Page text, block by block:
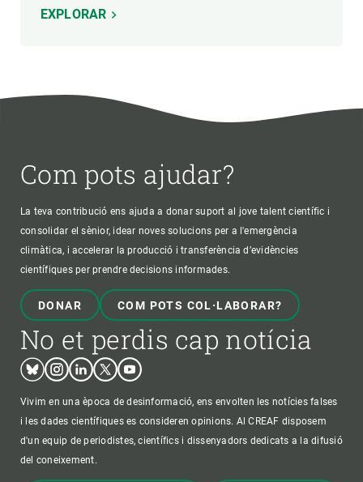
EXPLORAR
Com pots ajudar?
La teva contribució ens ajuda a donar suport al jove talent científic i
consolidar el sènior, idear noves solucions per a l'emergència
climàtica, i accelerar la producció i transferència d’evidències
científiques per prendre decisions informades.
DONAR COM POTS COL·LABORAR?
No et perdis cap notícia
BlueskyInstagram
LinkedinTwitterYoutube
Vivim en una època de desinformació, ens envolten les notícies falses
i les dades científiques es consideren opinions. Al CREAF disposem
d'un equip de periodistes, científics i dissenyadors dedicats a la difusió
del coneixement.